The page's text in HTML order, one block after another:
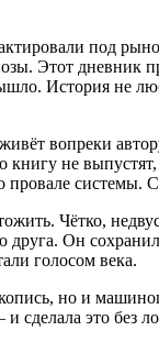
под
Этот дневник
История не
вопреки
не
провале
Чётко,
Он
голосом века.
но и
это без